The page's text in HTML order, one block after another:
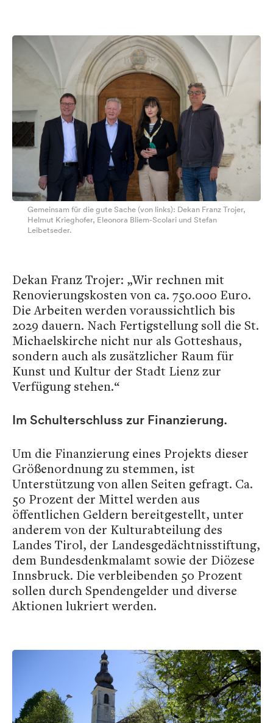
Gemeinsam für die gute Sache (von links): Dekan Franz Trojer,
Helmut Krieghofer, Eleonora Bliem-Scolari und Stefan
Leibetseder.
Dekan Franz Trojer: „Wir rechnen mit
Renovierungskosten von ca. 750.000 Euro.
Die Arbeiten werden voraussichtlich bis
2029 dauern. Nach Fertigstellung soll die St.
Michaelskirche nicht nur als Gotteshaus,
sondern auch als zusätzlicher Raum für
Kunst und Kultur der Stadt Lienz zur
Verfügung stehen.“
Im Schulterschluss zur Finanzierung.
Um die Finanzierung eines Projekts dieser
Größenordnung zu stemmen, ist
Unterstützung von allen Seiten gefragt. Ca.
50 Prozent der Mittel werden aus
öffentlichen Geldern bereitgestellt, unter
anderem von der Kulturabteilung des
Landes Tirol, der Landesgedächtnisstiftung,
dem Bundesdenkmalamt sowie der Diözese
Innsbruck. Die verbleibenden 50 Prozent
sollen durch Spendengelder und diverse
Aktionen lukriert werden.